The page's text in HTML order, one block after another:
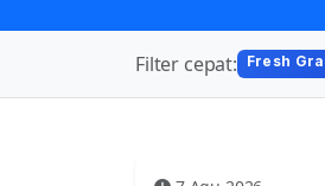
Filter cepat: Fresh